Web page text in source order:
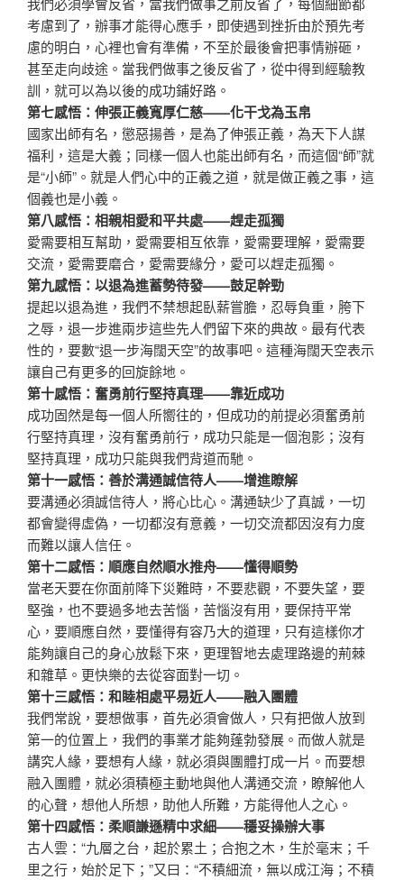
考慮到了，辦事才能得心應手，即使遇到挫折由於預先考
慮的明白，心裡也會有準備，不至於最後會把事情辦砸，
甚至走向歧途。當我們做事之後反省了，從中得到經驗教
訓，就可以為以後的成功鋪好路。
第七感悟：伸張正義寬厚仁慈——化干戈為玉帛
國家出師有名，懲惡揚善，是為了伸張正義，為天下人謀
福利，這是大義；同樣一個人也能出師有名，而這個“師”就
是“小師”。就是人們心中的正義之道，就是做正義之事，這
個義也是小義。
第八感悟：相親相愛和平共處——趕走孤獨
愛需要相互幫助，愛需要相互依靠，愛需要理解，愛需要
交流，愛需要磨合，愛需要緣分，愛可以趕走孤獨。
第九感悟：以退為進蓄勢待發——鼓足幹勁
提起以退為進，我們不禁想起臥薪嘗膽，忍辱負重，胯下
之辱，退一步進兩步這些先人們留下來的典故。最有代表
性的，要數“退一步海闊天空”的故事吧。這種海闊天空表示
讓自己有更多的回旋餘地。
第十感悟：奮勇前行堅持真理——靠近成功
成功固然是每一個人所嚮往的，但成功的前提必須奮勇前
行堅持真理，沒有奮勇前行，成功只能是一個泡影；沒有
堅持真理，成功只能與我們背道而馳。
第十一感悟：善於溝通誠信待人——增進瞭解
要溝通必須誠信待人，將心比心。溝通缺少了真誠，一切
都會變得虛偽，一切都沒有意義，一切交流都因沒有力度
而難以讓人信任。
第十二感悟：順應自然順水推舟——懂得順勢
當老天要在你面前降下災難時，不要悲觀，不要失望，要
堅強，也不要過多地去苦惱，苦惱沒有用，要保持平常
心，要順應自然，要懂得有容乃大的道理，只有這樣你才
能夠讓自己的身心放鬆下來，更理智地去處理路邊的荊棘
和雜草。更快樂的去從容面對一切。
第十三感悟：和睦相處平易近人——融入團體
我們常說，要想做事，首先必須會做人，只有把做人放到
第一的位置上，我們的事業才能夠蓬勃發展。而做人就是
講究人緣，要想有人緣，就必須與團體打成一片。而要想
融入團體，就必須積極主動地與他人溝通交流，瞭解他人
的心聲，想他人所想，助他人所難，方能得他人之心。
第十四感悟：柔順謙遜精中求細——穩妥操辦大事
古人雲：“九層之台，起於累土；合抱之木，生於毫末；千
里之行，始於足下；”又曰：“不積細流，無以成江海；不積